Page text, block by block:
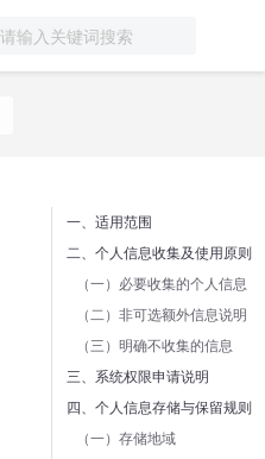
一、适用范围
二、个人信息收集及使用原则
（一）必要收集的个人信息
（二）非可选额外信息说明
（三）明确不收集的信息
三、系统权限申请说明
四、个人信息存储与保留规则
（一）存储地域